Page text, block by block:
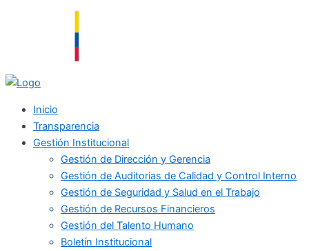
Inicio
Transparencia
Gestión Institucional
Gestión de Dirección y Gerencia
Gestión de Auditorias de Calidad y Control Interno
Gestión de Seguridad y Salud en el Trabajo
Gestión de Recursos Financieros
Gestión del Talento Humano
Boletín Institucional